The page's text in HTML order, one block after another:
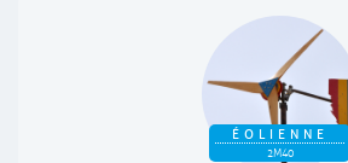
ÉOLIENNE
2M40